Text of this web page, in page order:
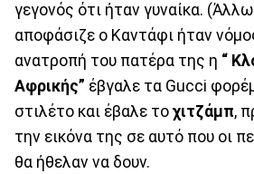
γεγονός ότι ήταν γυναίκα.
αποφάσιζε ο Καντάφι ήταν
ανατροπή του πατέρα της η “
Αφρικής” έβγαλε τα Gucci
στιλέτο και έβαλε το χιτζάμπ,
την εικόνα της σε αυτό που οι
θα ήθελαν να δουν.